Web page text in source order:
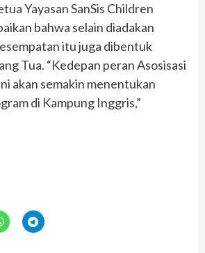
Yayasan SanSis Children
bahwa selain diadakan
itu juga dibentuk
Tua. “Kedepan peran Asosisasi
akan semakin menentukan
di Kampung Inggris,”